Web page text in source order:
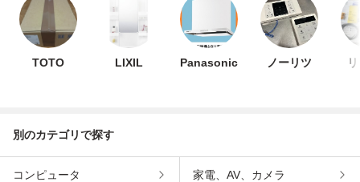
TOTO LIXIL Panasonic ノーリツ
別のカテゴリで探す
コンピュータ 家電、AV、カメラ